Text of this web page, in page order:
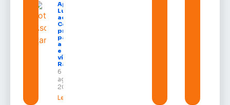
Após veto,
Lula envia
ao
Congresso
projeto
para criar
a UNIFRON
e grava
vídeo para
Randolfe
6 de
agosto de
2026
Leia mais »